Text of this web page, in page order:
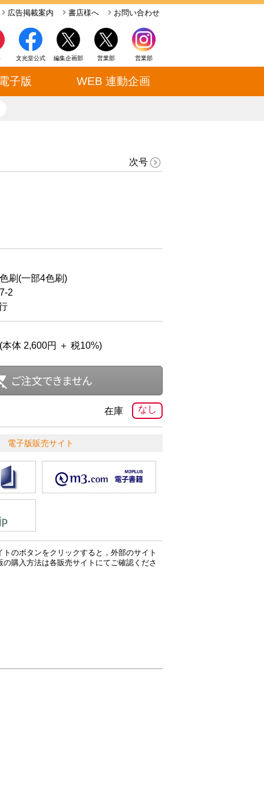
お問い合わせ
書店様へ
広告掲載案内
営業部
営業部
編集企画部
文光堂公式
子版 WEB 連動企画
次号
刷(一部4色刷)
2
本体 2,600円 ＋ 税10%)
なし
在庫
電子版販売サイト
のボタンをクリックすると，外部のサイト
購入方法は各販売サイトにてご確認くださ